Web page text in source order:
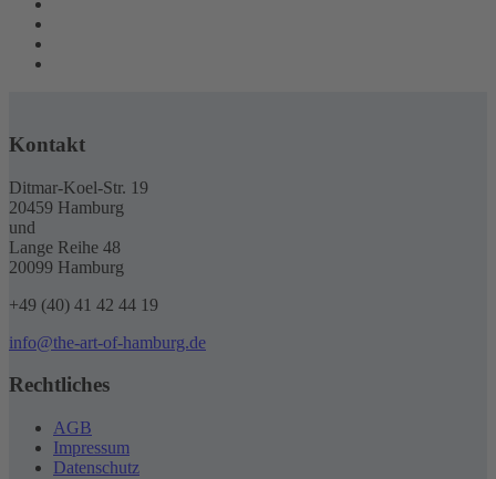
Kontakt
Ditmar-Koel-Str. 19
20459 Hamburg
und
Lange Reihe 48
20099 Hamburg
+49 (40) 41 42 44 19
info@the-art-of-hamburg.de
Rechtliches
AGB
Impressum
Datenschutz